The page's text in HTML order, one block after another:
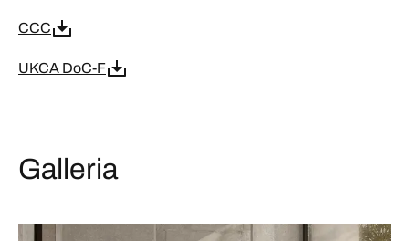
CCC
UKCA DoC-F
Galleria